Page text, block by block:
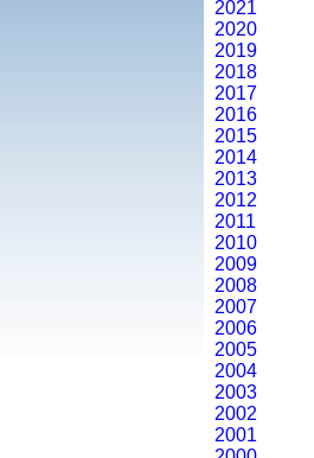
2021
2020
2019
2018
2017
2016
2015
2014
2013
2012
2011
2010
2009
2008
2007
2006
2005
2004
2003
2002
2001